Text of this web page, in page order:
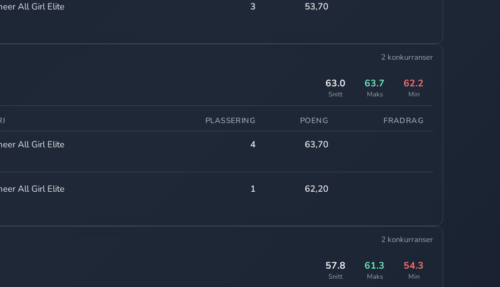
All Girl Elite 3 53,70
2 konkurranser
63.0
Snitt
63.7
Maks
62.2
Min
PLASSERING POENG FRADRAG
All Girl Elite 4 63,70
All Girl Elite 1 62,20
2 konkurranser
57.8
Snitt
61.3
Maks
54.3
Min